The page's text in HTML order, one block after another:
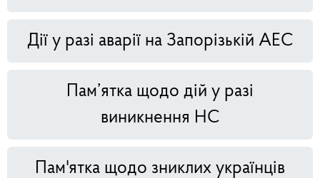
Дії у разі аварії на Запорізькій АЕС
Пам’ятка щодо дій у разі
виникнення НС
Пам'ятка щодо зниклих українців